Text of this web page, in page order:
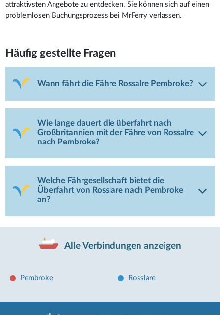
attraktivsten Angebote zu entdecken. Sie können sich auf einen
problemlosen Buchungsprozess bei MrFerry verlassen.
Häufig gestellte Fragen
Wann fährt die Fähre Rossalre Pembroke?
Wie lange dauert die überfahrt nach
Großbritannien mit der Fähre von Rossalre
nach Pembroke?
Welche Fährgesellschaft bietet die
Überfahrt von Rosslare nach Pembroke
an?
Alle Verbindungen anzeigen
Pembroke Rosslare